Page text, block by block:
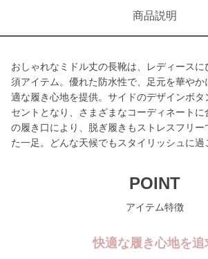
商品説明
おしゃれなミドル丈の長靴は、レディース
須アイテム。優れた防水性で、足元を華や
適な履き心地を提供。サイドのデザインボタ
セントとなり、さまざまなコーディネートに
の履き口により、脱ぎ履きもストレスフリー
た一足。どんな天候でもスタイリッシュに過
POINT
アイテム特徴
快適な履き心地を追